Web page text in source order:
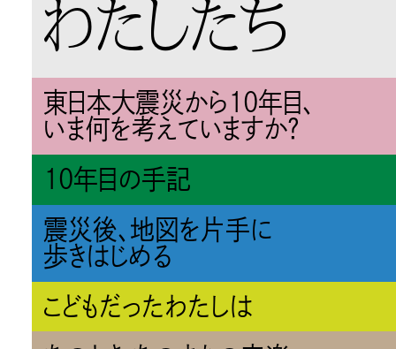
わたしたち
東日本大震災から10年目、
いま何を考えていますか？
10年目の手記
震災後、地図を片手に
歩きはじめる
こどもだったわたしは